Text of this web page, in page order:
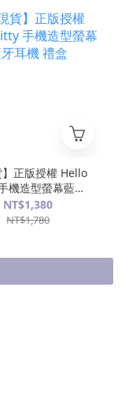
】正版授權 Hello
機造型螢幕藍牙
耳機 禮盒
NT$1,380
NT$1,780